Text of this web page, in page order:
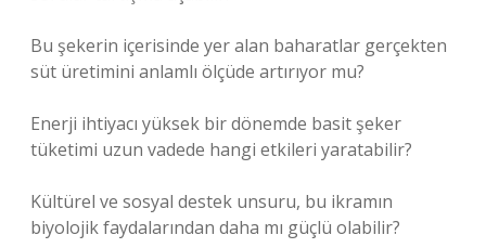
Bu şekerin içerisinde yer alan baharatlar gerçekten
süt üretimini anlamlı ölçüde artırıyor mu?
Enerji ihtiyacı yüksek bir dönemde basit şeker
tüketimi uzun vadede hangi etkileri yaratabilir?
Kültürel ve sosyal destek unsuru, bu ikramın
biyolojik faydalarından daha mı güçlü olabilir?